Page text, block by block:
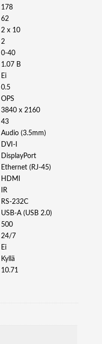
H
D
5
0
I
T
S
2
4
/
7
m
ä
ä
178
62
2 x 10
2
0-40
1.07 B
Ei
0.5
OPS
3840 x 2160
43
Audio (3.5mm)
DVI-I
DisplayPort
Ethernet (RJ-45)
HDMI
IR
RS-232C
USB-A (USB 2.0)
500
24/7
Ei
Kyllä
10.71